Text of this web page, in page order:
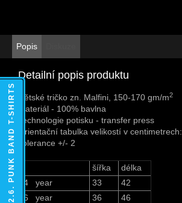
Popis
Detailní popis produktu
Dětské tričko zn. Malfini, 150-170 gm/m2
Materiál - 100% bavlna
Technologie potisku - transfer press
Orientační tabulka velikostí v centimetrech:
Tolerance +/- 2
šířka
délka
4 year
33
42
6 year
36
46
2.6. PUNK BAND T-SHIRTS